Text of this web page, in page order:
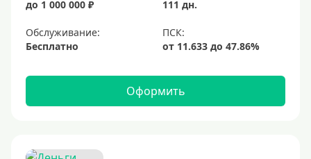
Для путешествий
Условия
За 5 минут
За 15 минут
до 1 000 000 ₽
111 дн.
Обслуживание:
Бесплатно
Оформить